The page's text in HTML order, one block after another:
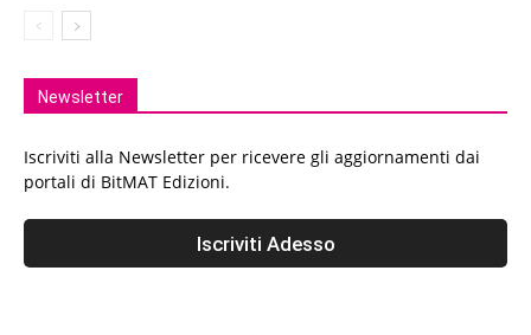
Newsletter
Iscriviti alla Newsletter per ricevere gli aggiornamenti dai
portali di BitMAT Edizioni.